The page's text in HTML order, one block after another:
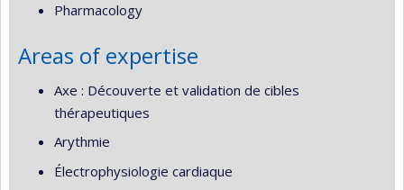
Pharmacology
Areas of expertise
Axe : Découverte et validation de cibles
thérapeutiques
Arythmie
Électrophysiologie cardiaque